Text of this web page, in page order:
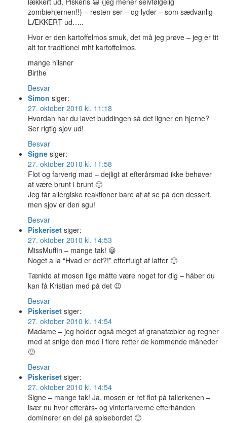
zombiehjernen!!) – resten ser – og lyder – som sædvanlig
LÆKKERT ud…..
Hvor er den kartoffelmos smuk, det må jeg prøve – jeg er tit
alt for traditionel mht kartoffelmos.
mange hilsner
Birthe
Besvar
Simon siger:
27. oktober 2010 kl. 11:18
Hvordan har du lavet buddingen så det ligner en hjerne?
Ser rigtig sjov ud!
Besvar
Signe siger:
27. oktober 2010 kl. 11:58
Flot og farverig mad – dejligt at efterårsmad ikke behøver
at være brunt i brunt 🙂
Jeg får allergiske reaktioner bare af at se på den dessert,
men sjov er den sgu!
Besvar
Piskeriset siger:
27. oktober 2010 kl. 14:53
MissMuffin – mange tak! 😀
Noget a la “Hvad er det?!” efterfulgt af latter 🙂
Tænkte at mosen lige måtte være noget for dig – håber du
kan få Kristian med på det 😉
Besvar
Piskeriset siger:
27. oktober 2010 kl. 14:54
Madame – jeg holder også meget af granatæbler og regner
med at snige den med i flere retter de kommende måneder
🙂
Besvar
Piskeriset siger:
27. oktober 2010 kl. 14:54
Signe – mange tak! Ja, mosen er ret flot på tallerkenen –
især nu hvor efterårs- og vinterfarverne efterhånden
dominerer en del på spisebordet 🙂